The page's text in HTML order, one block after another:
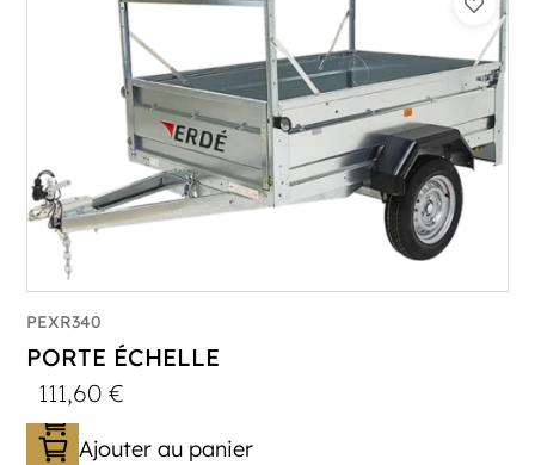
PEXR340
PORTE ÉCHELLE
111,60€
Ajouter au panier